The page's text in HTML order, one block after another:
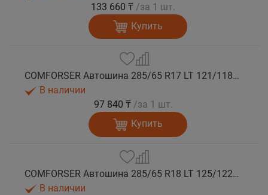
133 660 ₸ /за 1 шт.
Купить
COMFORSER Автошина 285/65 R17 LT 121/118S CF1100 10PR RWL лето
В наличии
97 840 ₸ /за 1 шт.
Купить
COMFORSER Автошина 285/65 R18 LT 125/122S CF1100 10PR RWL лето
В наличии